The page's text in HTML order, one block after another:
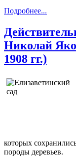
Подробнее...
Николай
1908 гг.)
которых
породы деревьев.